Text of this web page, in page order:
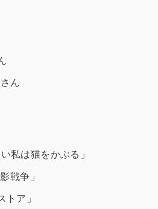
ん
私は猫をかぶる」
戦争」
トア」